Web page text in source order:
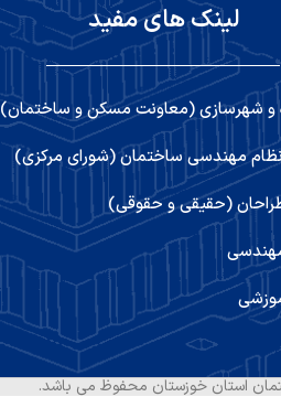
لینک های مفید
و شهرسازی (معاونت مسکن و ساختمان)
مهندسی ساختمان (شورای مرکزی)
طراحان (حقیقی و حقوقی)
استان خوزستان محفوظ می باشد.